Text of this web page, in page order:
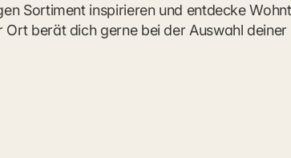
Sortiment inspirieren und entdecke
berät dich gerne bei der Auswahl deiner